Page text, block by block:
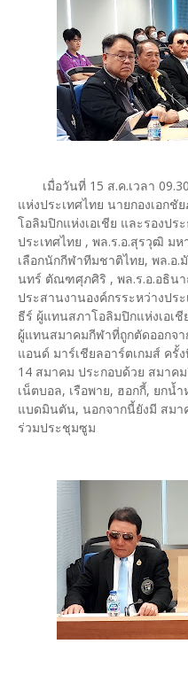
เมื่อวันที่ 15 ส.ค.เวลา
แห่งประเทศไทย นายกองเอก
โอลิมปิกแห่งเอเชีย และรองป
ประเทศไทย , พล.ร.อ.สุรวุฒิ ม
เลือกนักกีฬาทีมชาติไทย, พล.อ.
นทร์ ตัณฑศุภศิริ , พล.ร.อ.อธินา
ประสานงานองค์กรระหว่างปร
ธีร์ ผู้แทนสภาโอลิมปิกแห่งเอเ
ผู้แทนสมาคมกีฬาที่ถูกตัดออกจ
แอนด์ มาร์เชียลอาร์ตเกมส์ ครั้
14 สมาคม ประกอบด้วย สมาค
เน็ตบอล, เรือพาย, ฮอกกี้, ยกน้
แบดมินตัน, นอกจากนี้ยังมี สมา
ร่วมประชุมซูม